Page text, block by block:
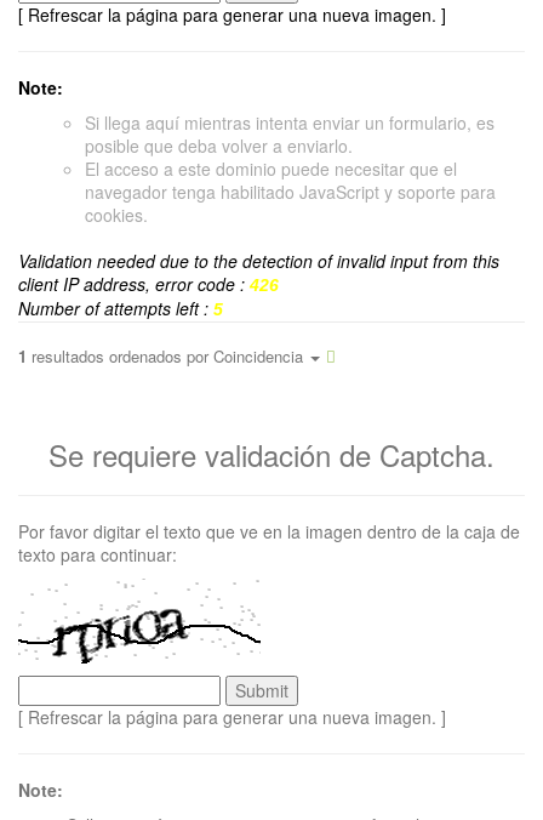
[ Refrescar la página para generar una nueva imagen. ]
Note:
Si llega aquí mientras intenta enviar un formulario, es
posible que deba volver a enviarlo.
El acceso a este dominio puede necesitar que el
navegador tenga habilitado JavaScript y soporte para
cookies.
Validation needed due to the detection of invalid input from this
client IP address, error code : 426
Number of attempts left : 5
1 resultados ordenados por Coincidencia
Se requiere validación de Captcha.
Por favor digitar el texto que ve en la imagen dentro de la caja de
texto para continuar:
[ Refrescar la página para generar una nueva imagen. ]
Note: